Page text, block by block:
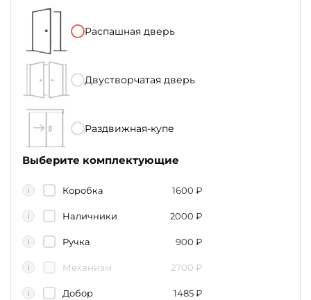
Распашная дверь
Двустворчатая дверь
Раздвижная-купе
Выберите комплектующие
i Коробка 1600 ₽
i Наличники 2000 ₽
i Ручка 900 ₽
i Механизм 2700 ₽
i Добор 1485₽